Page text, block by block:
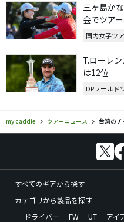
三ヶ島か
会でツア
国内女子ツ
T.ローレ
は12位
DPワールド
my caddie ツアーニュース 台湾の
すべてのギアから探す
カテゴリから製品を探す
ドライバー
FW UT アイ